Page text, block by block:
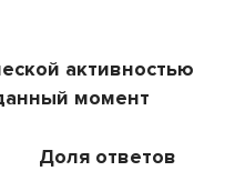
активностью
момент
Доля ответов